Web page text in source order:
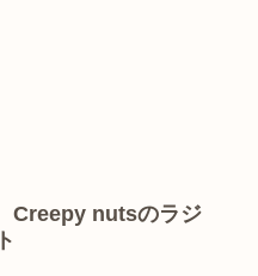
nutsのラジ